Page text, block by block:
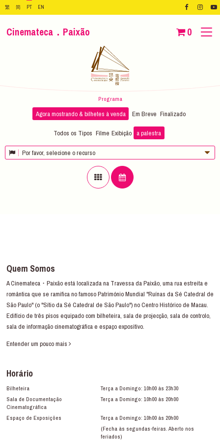
繁 简 PT EN
Cinemateca．Paixão 0
Programa
Agora mostrando & bilhetes à venda Em Breve Finalizado
Todos os Tipos Filme Exibição a palestra
Por favor, selecione o recurso
Quem Somos
A Cinemateca・Paixão está localizada na Travessa da Paixão, uma rua estreita e
romântica que se ramifica no famoso Património Mundial "Ruínas da Sé Catedral de
São Paulo" (o "Sítio da Sé Catedral de São Paulo") no Centro Histórico de Macau.
Edifício de três pisos equipado com bilheteira, sala de projecção, sala de controlo,
sala de informação cinematográfica e espaço expositivo.
Entender um pouco mais
Horário
Bilheteira
Terça a Domingo: 10h00 às 23h30
Sala de Documentação
Cinematográfica
Terça a Domingo: 10h00 às 20h00
Espaço de Exposições
Terça a Domingo: 10h00 às 20h00
(Fecha às segundas-feiras. Aberto nos
feriados)